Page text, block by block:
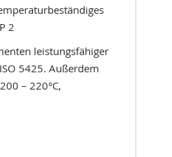
2
leistungsfähiger
5425. Außerdem
– 220°C,